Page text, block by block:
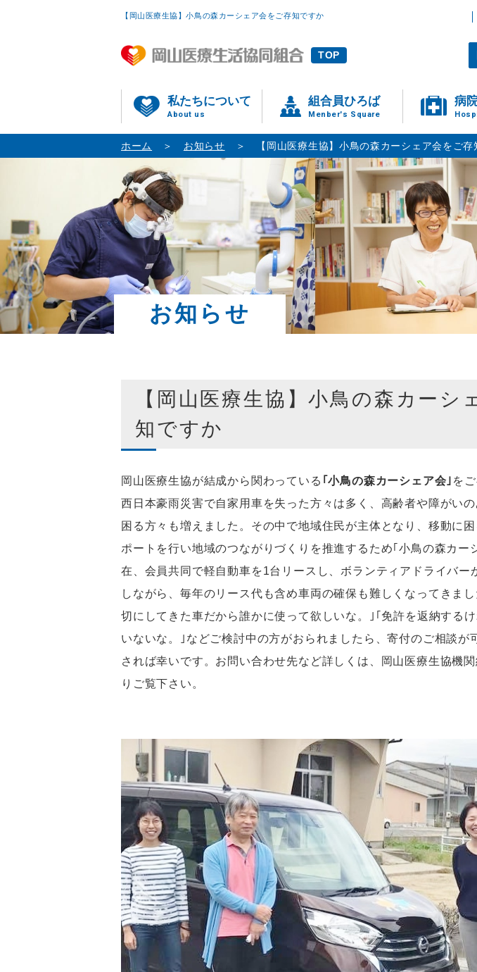
【岡山医療生協】小鳥の森カーシェア会をご存知ですか
TOP
私たちについて
About us
組合員ひろば
Menber's Square
病
ホーム お知らせ 【岡山医療生協】小鳥の森カーシェア会をご存
お知らせ
【岡山医療生協】小鳥の森カーシ
知ですか
岡山医療生協が結成から関わっている ｢小鳥の森カーシェア会｣ を
西日本豪雨災害で自家用車を失った方々は多く、高齢者や障がい
困る方々も増えました。その中で地域住民が主体となり、移動に
ポートを行い地域のつながりづくりを推進するため｢小鳥の森カー
在、会員共同で軽自動車を1台リースし、ボランティアドライバー
しながら、毎年のリース代も含め車両の確保も難しくなってきま
切にしてきた車だから誰かに使って欲しいな。｣｢免許を返納する
いないな。｣などご検討中の方がおられましたら、寄付のご相談が
されば幸いです。お問い合わせ先など詳しくは、岡山医療生協機
りご覧下さい。